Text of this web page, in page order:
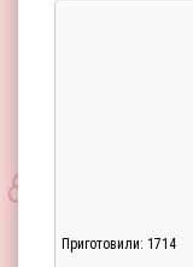
Приготовили: 1714